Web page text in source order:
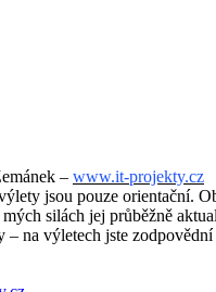
– www.it-projekty.cz
jsou pouze orientační.
silách jej průběžně
na výletech jste zodpovědní